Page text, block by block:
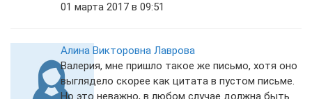
01 марта 2017 в 09:51
Алина Викторовна Лаврова
Валерия, мне пришло такое же письмо, хотя оно
выглядело скорее как цитата в пустом письме.
Но это неважно, в любом случае должна быть